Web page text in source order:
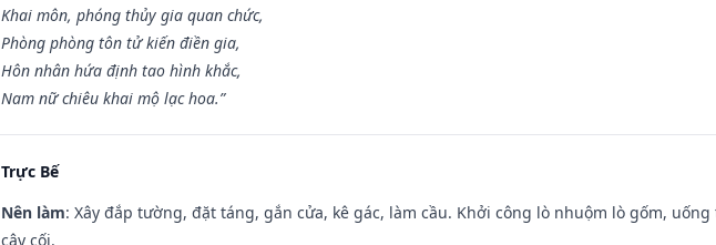
Khai môn, phóng thủy gia quan chức,
Phòng phòng tôn tử kiến điền gia,
Hôn nhân hứa định tao hình khắc,
Nam nữ chiêu khai mộ lạc hoa.”
Trực Bế
Nên làm: Xây đắp tường, đặt táng, gắn cửa, kê gác, làm cầu. Khởi công lò nhuộm lò gốm,
cây cối.